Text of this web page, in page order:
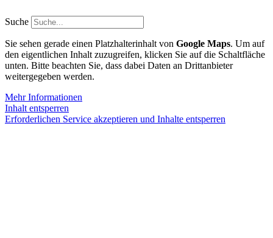
Inhalt
springen
Suche
Sie sehen gerade einen Platzhalterinhalt von Google Maps. Um auf
den eigentlichen Inhalt zuzugreifen, klicken Sie auf die Schaltfläche
unten. Bitte beachten Sie, dass dabei Daten an Drittanbieter
weitergegeben werden.
Mehr Informationen
Inhalt entsperren
Erforderlichen Service akzeptieren und Inhalte entsperren